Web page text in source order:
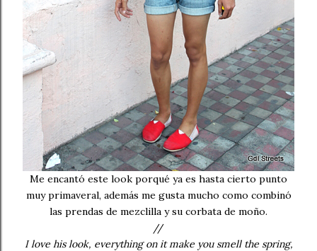
Me encantó este look porqué ya es hasta cierto punto
muy primaveral, además me gusta mucho como combinó
las prendas de mezclilla y su corbata de moño.
//
I love his look, everything on it make you smell the spring,